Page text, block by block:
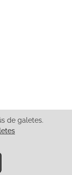
de galetes.